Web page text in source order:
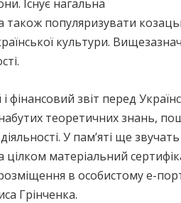
Існує нагальна
популяризувати
культури.
фінансовий звіт перед
теоретичних знань,
У пам’яті ще
цілком матеріальний
в особистому е-
Грінченка.